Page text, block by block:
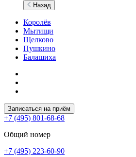
Назад
Королёв
Мытищи
Щелково
Пушкино
Балашиха
Записаться на приём
+7 (495) 801-68-68
Общий номер
+7 (495) 223-60-90